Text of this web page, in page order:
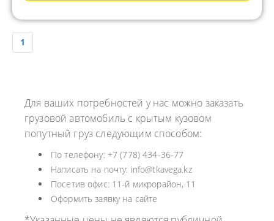
1
Для ваших потребностей у нас можно заказать
грузовой автомобиль с крытым кузовом
попутный груз следующим способом:
По телефону: +7 (778) 434-36-77
Написать на почту: info@tkavega.kz
Посетив офис: 11-й микрорайон, 11
Оформить заявку на сайте